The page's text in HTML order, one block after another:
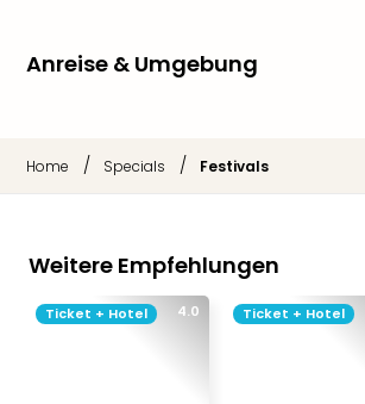
Anreise & Umgebung
Home / Specials / Festivals
Weitere Empfehlungen
4.0
Ticket + Hotel Ticket + Hotel